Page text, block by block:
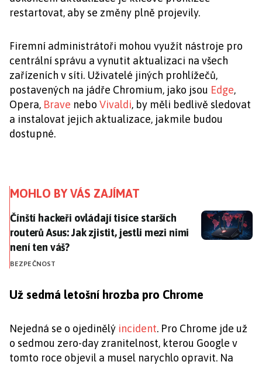
restartovat, aby se změny plně projevily.
Firemní administrátoři mohou využít nástroje pro
centrální správu a vynutit aktualizaci na všech
zařízeních v síti. Uživatelé jiných prohlížečů,
postavených na jádře Chromium, jako jsou Edge,
Opera, Brave nebo Vivaldi, by měli bedlivě sledovat
a instalovat jejich aktualizace, jakmile budou
dostupné.
MOHLO BY VÁS ZAJÍMAT
Čínští hackeři ovládají tisíce starších routerů Asus:
Čínští hackeři ovládají tisíce starších
routerů Asus: Jak zjistit, jestli mezi nimi
není ten váš?
BEZPEČNOST
Už sedmá letošní hrozba pro Chrome
Nejedná se o ojedinělý incident. Pro Chrome jde už
o sedmou zero-day zranitelnost, kterou Google v
tomto roce objevil a musel narychlo opravit. Na